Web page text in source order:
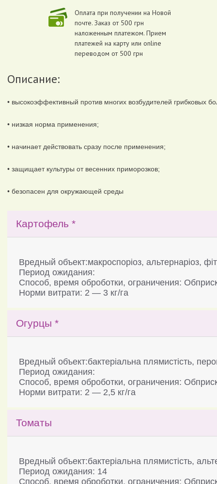
Оплата при получении на Новой
почте. Заказ от 500 грн
наложенным платежом. Прием
платежей на карту или online
переводом от 500 грн
Описание:
• высокоэффективный против многих возбудителей грибковых
• низкая норма применения;
• начинает действовать сразу после применения;
• защищает культуры от весенних приморозков;
• безопасен для окружающей среды
Картофель *
Вредный объект:макроспоріоз, альтернаріоз,
Период ожидания:
Способ, время оброботки, ограничения:
Норми витрати: 2 — 3 кг/га
Огурцы *
Вредный объект:бактеріальна плямистість,
Период ожидания:
Способ, время оброботки, ограничения:
Норми витрати: 2 — 2,5 кг/га
Томаты
Вредный объект:бактеріальна плямистість,
Период ожидания: 14
Способ, время оброботки, ограничения: